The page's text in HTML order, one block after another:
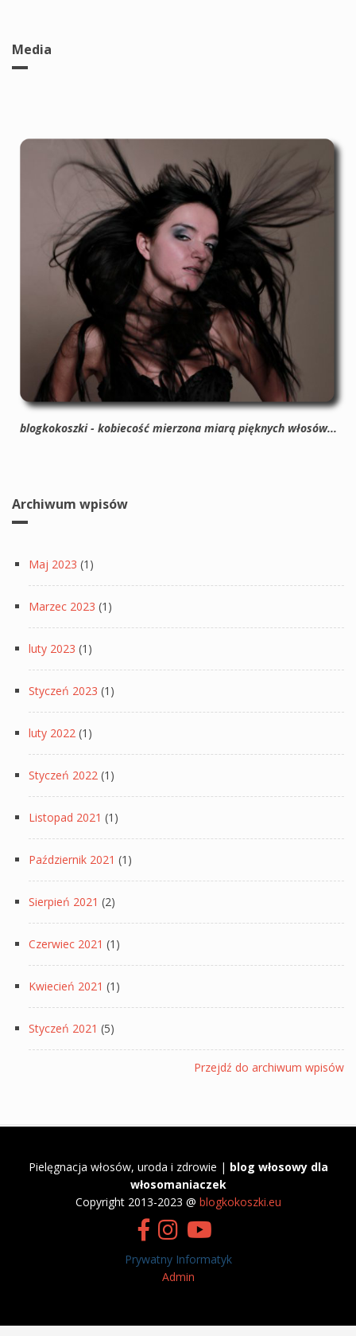
Media
blogkokoszki - kobiecość mierzona miarą pięknych włosów...
Archiwum wpisów
Maj 2023 (1)
Marzec 2023 (1)
luty 2023 (1)
Styczeń 2023 (1)
luty 2022 (1)
Styczeń 2022 (1)
Listopad 2021 (1)
Październik 2021 (1)
Sierpień 2021 (2)
Czerwiec 2021 (1)
Kwiecień 2021 (1)
Styczeń 2021 (5)
Przejdź do archiwum wpisów
Pielęgnacja włosów, uroda i zdrowie | blog włosowy dla
włosomaniaczek
​Copyright 2013-2023 @ blogkokoszki.eu
Prywatny Informatyk
Admin